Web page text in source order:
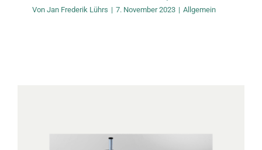
Von Jan Frederik Lührs | 7. November 2023 | Allgemein